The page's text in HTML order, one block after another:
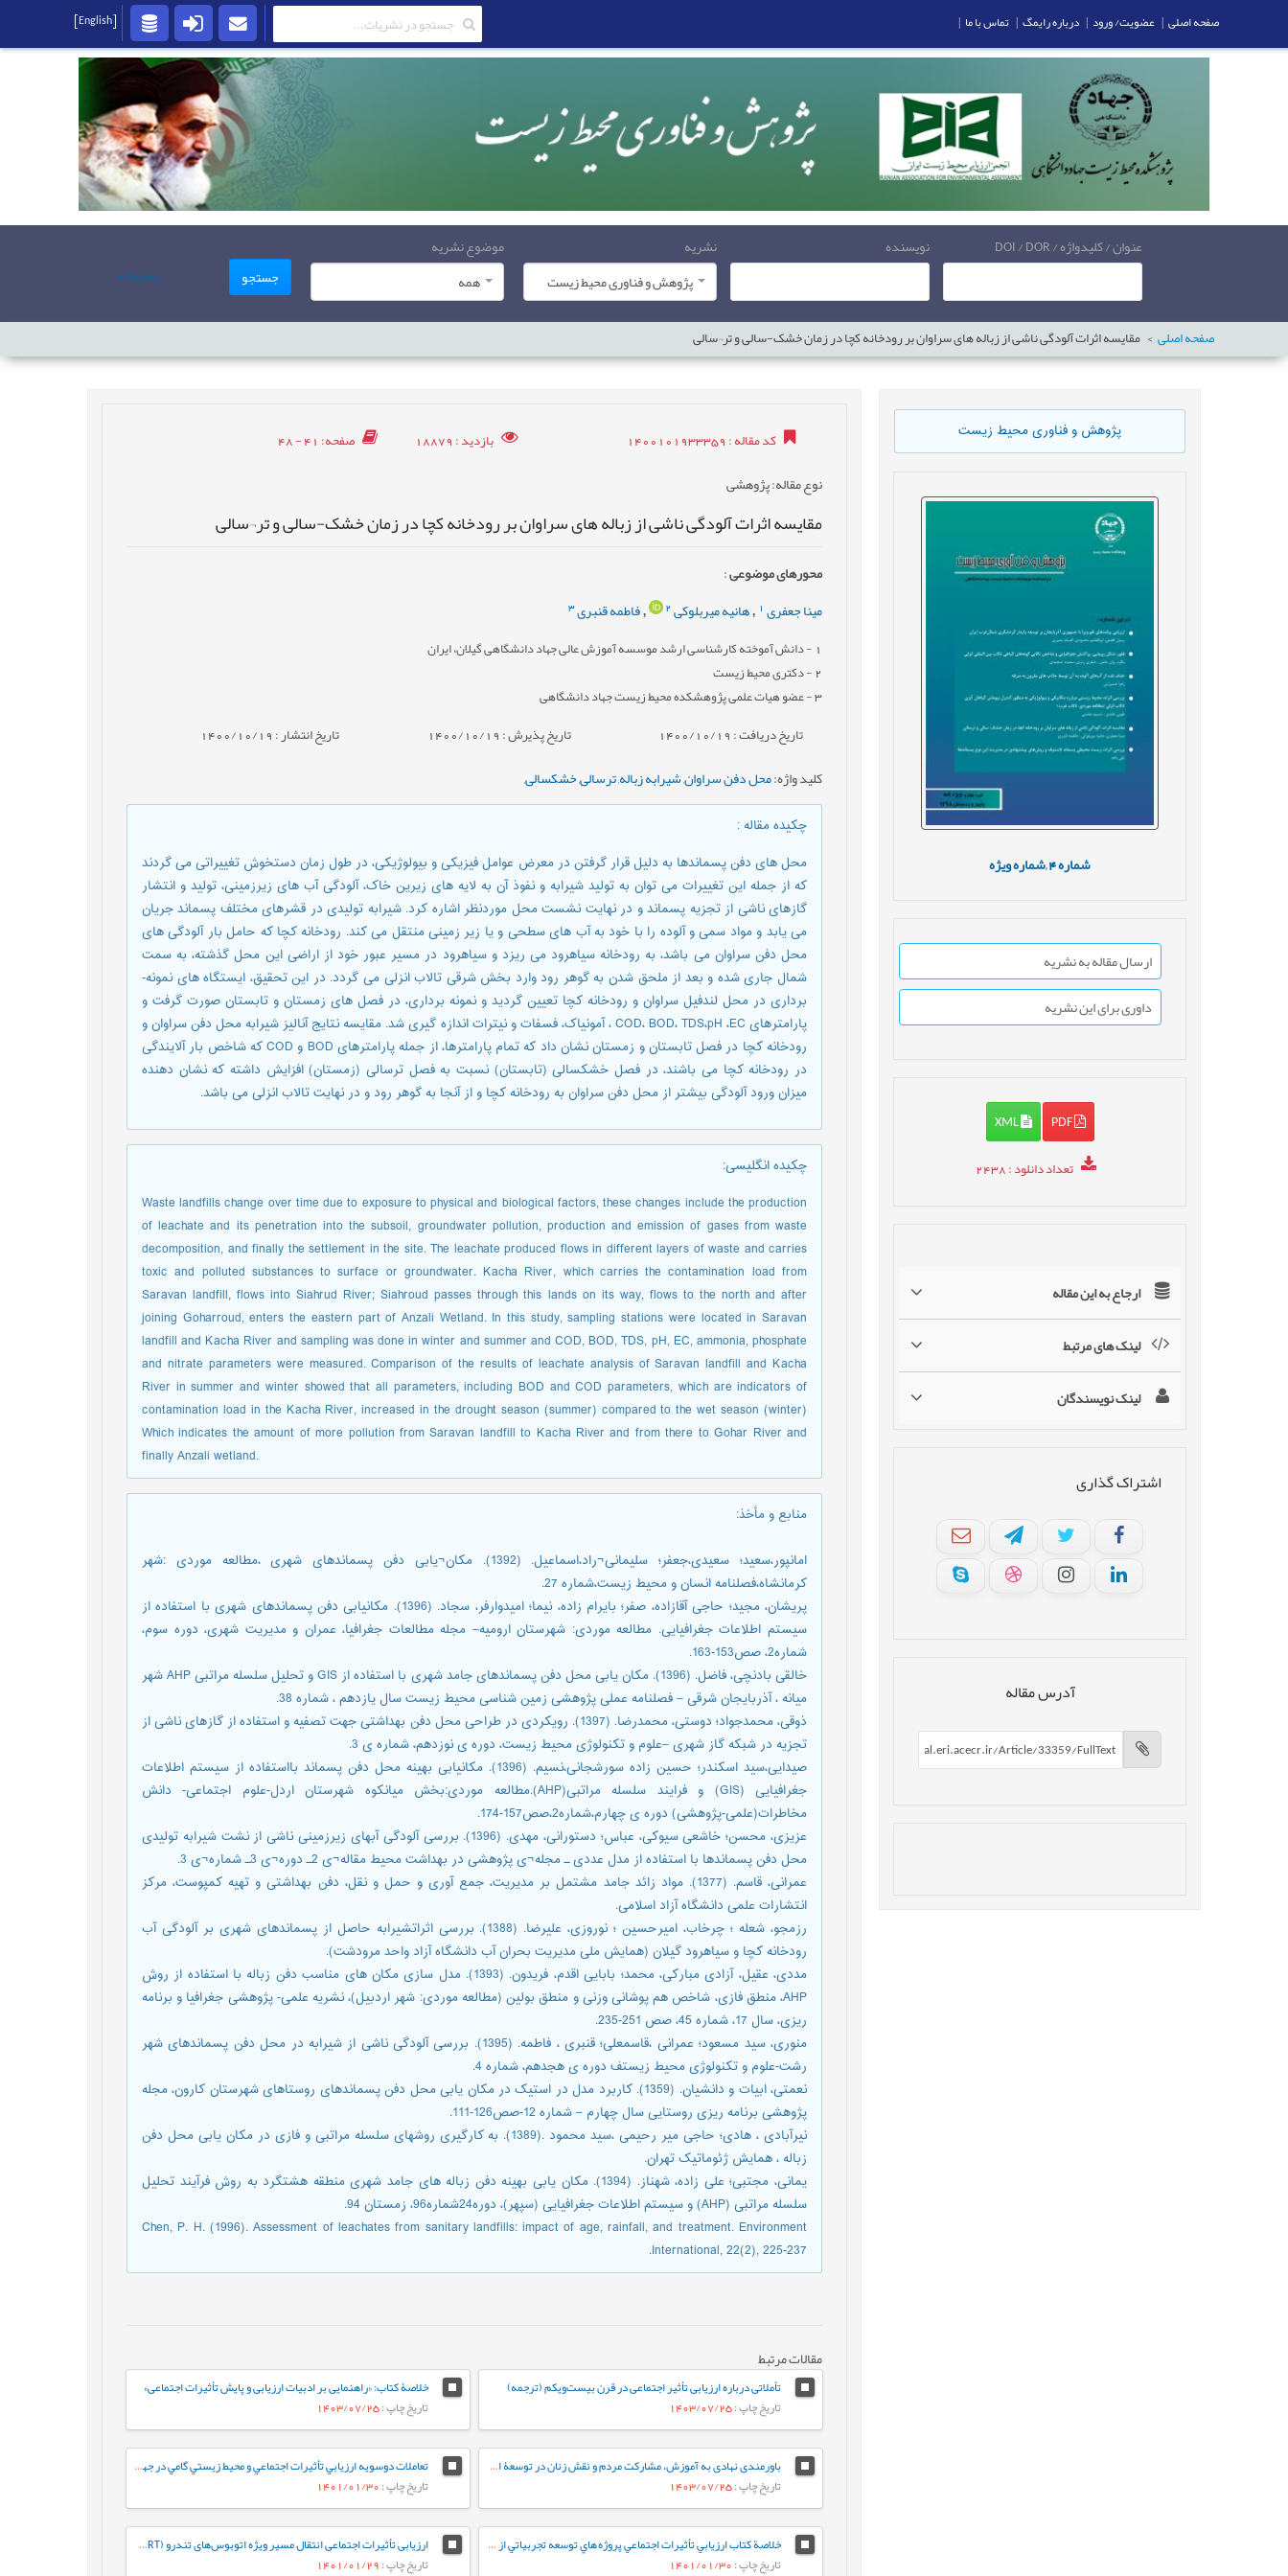
عنوان / کلیدواژه / DOI / DOR نویسنده
نشریه
پژوهش و فناوری محیط زیست
موضوع نشریه
همه
جستجو پیشرفته
صفحه اصلی مقایسه اثرات آلودگی ناشی از زباله های سراوان بر رودخانه کچا در زمان خشک-سالی و تر¬سالی
پژوهش و فناوری محیط زیست
شماره شماره ویژه
ارسال مقاله به نشریه
داوری برای این نشریه
PDF
XML
تعداد دانلود: 2438
ارجاع به این مقاله
لینک های مرتبط
لینک نویسندگان
اشتراک گذاری
آدرس مقاله
کد مقاله: 1400101933359 بازدید: 18879 صفحه: 41 - 48
نوع مقاله: پژوهشی
مقایسه اثرات آلودگی ناشی از زباله های سراوان بر رودخانه کچا در زمان خشک-سالی و تر¬سالی
محورهای موضوعی:
مینا جعفری 1
,هانیه میربلوکی2
,فاطمه قنبری3
1 - دانش آموخته کارشناسی ارشد موسسه آموزش عالی جهاد دانشگاهی گیلان، ایران
2- دکتری محیط زیست
3- عضو هیات علمی پژوهشکده محیط زیست جهاد دانشگاهی
تاریخ دریافت : 1400/10/19 تاریخ پذیرش : 1400/10/19 تاریخ انتشار : 1400/10/19
کلید واژه:محل دفن سراوان,شیرابه زباله,ترسالی,خشکسالی,
چکیده مقاله:
محل های دفن پسماندها به دلیل قرار گرفتن در معرض عوامل فیزیکی و بیولوژیکی، در طول زمان دستخوش تغییراتی می گردند
که از جمله این تغییرات می توان به تولید شیرابه و نفوذ آن به لایه های زیرین خاک، آلودگی آب های زیرزمینی، تولید و انتشار
گازهای ناشی از تجزیه پسماند و در نهایت نشست محل موردنظر اشاره کرد. شیرابه تولیدی در قشرهای مختلف پسماند جریان
می یابد و مواد سمی و آلوده را با خود به آب های سطحی و یا زیر زمینی منتقل می کند. رودخانه کچا که حامل بار آلودگی های
محل دفن سراوان می باشد، به رودخانه سیاهرود می ریزد و سیاهرود در مسیر عبور خود از اراضی این محل گذشته، به سمت
شمال جاری شده و بعد از ملحق شدن به گوهر رود وارد بخش شرقی تالاب انزلی می گردد. در این تحقیق، ایستگاه های نمونه-
برداری در محل لندفیل سراوان و رودخانه کچا تعیین گردید و نمونه برداری، در فصل های زمستان و تابستان صورت گرفت و
پارامترهای COD، BOD، TDS،pH ،EC ، آمونیاک، فسفات و نیترات اندازه گیری شد. مقایسه نتایج آنالیز شیرابه محل دفن سراوان و
رودخانه کچا در فصل تابستان و زمستان نشان داد که تمام پارامترها، از جمله پارامترهای BOD و COD که شاخص بار آلایندگی
در رودخانه کچا می باشند، در فصل خشکسالی (تابستان) نسبت به فصل ترسالی (زمستان) افزایش داشته که نشان دهنده
میزان ورود آلودگی بیشتر از محل دفن سراوان به رودخانه کچا و از آنجا به گوهر رود و در نهایت تالاب انزلی می باشد.
چکیده انگلیسی:
Waste landfills change over time due to exposure to physical and biological factors, these changes include the production
of leachate and its penetration into the subsoil, groundwater pollution, production and emission of gases from waste
decomposition, and finally the settlement in the site. The leachate produced flows in different layers of waste and carries
toxic and polluted substances to surface or groundwater. Kacha River, which carries the contamination load from
Saravan landfill, flows into Siahrud River; Siahroud passes through this lands on its way, flows to the north and after
joining Goharroud, enters the eastern part of Anzali Wetland. In this study, sampling stations were located in Saravan
landfill and Kacha River and sampling was done in winter and summer and COD, BOD, TDS, pH, EC, ammonia, phosphate
and nitrate parameters were measured. Comparison of the results of leachate analysis of Saravan landfill and Kacha
River in summer and winter showed that all parameters, including BOD and COD parameters, which are indicators of
contamination load in the Kacha River, increased in the drought season (summer) compared to the wet season (winter)
Which indicates the amount of more pollution from Saravan landfill to Kacha River and from there to Gohar River and
finally Anzali wetland.
منابع و مأخذ:
امانپور،سعید؛ سعیدی،جعفر؛ سلیمانی¬راد،اسماعیل. (1392). مکان¬یابی دفن پسماندهای شهری ،مطالعه موردی :شهر
کرمانشاه،فصلنامه انسان و محیط زیست،شماره 27.
پریشان، مجید؛ حاجی آقازاده، صفر؛ بایرام زاده، نیما؛ امیدوارفر، سجاد. (1396). مکانیابی دفن پسماندهای شهری با استفاده از
سیستم اطلاعات جغرافیایی. مطالعه موردی: شهرستان ارومیه– مجله مطالعات جغرافیا، عمران و مدیریت شهری، دوره سوم،
شماره2، صص153-163.
خالقی بادنچی، فاضل. (1396). مکان یابی محل دفن پسماندهای جامد شهری با استفاده از GIS و تحلیل سلسله مراتبی AHP شهر
میانه ، آذربایجان شرقی – فصلنامه عملی پژوهشی زمین شناسی محیط زیست سال یازدهم ، شماره 38.
ذوقی، محمدجواد؛ دوستی، محمدرضا. (1397). رویکردی در طراحی محل دفن بهداشتی جهت تصفیه و استفاده از گازهای ناشی از
تجزیه در شبکه گاز شهری –علوم و تکنولوژی محیط زیست، دوره ی نوزدهم، شماره ی 3.
صیدایی،سید اسکندر؛ حسین زاده سورشجانی،نسیم. (1396). مکانیابی بهینه محل دفن پسماند بااستفاده از سیستم اطلاعات
جغرافیایی (GIS) و فرایند سلسله مراتبی(AHP).مطالعه موردی:بخش میانکوه شهرستان اردل-علوم اجتماعی- دانش
مخاطرات(علمی-پژوهشی) دوره ی چهارم،شماره2،صص157-174.
عزیزی، محسن؛ خاشعی سیوکی، عباس؛ دستورانی، مهدی. (1396). بررسی آلودگی آبهای زیرزمینی ناشی از نشت شیرابه تولیدی
محل دفن پسماندها با استفاده از مدل عددی ـ مجله¬ی پژوهشی در بهداشت محیط مقاله¬ی 2ـ دوره¬ی 3ـ شماره¬ی 3.
عمرانی، قاسم. (1377). مواد زائد جامد مشتمل بر مدیریت، جمع آوری و حمل و نقل، دفن بهداشتی و تهیه کمپوست، مرکز
انتشارات علمی دانشگاه آزاد اسلامی.
رزمجو، شعله ؛ چرخاب، امیرحسین ؛ نوروزی، علیرضا. (1388). بررسی اثراتشیرابه حاصل از پسماندهای شهری بر آلودگی آب
رودخانه کچا و سیاهرود گیلان (همایش ملی مدیریت بحران آب دانشگاه آزاد واحد مرودشت).
مددی، عقیل، آزادی مبارکی، محمد؛ بابایی اقدم، فریدون. (1393). مدل سازی مکان های مناسب دفن زباله با استفاده از روش
AHP، منطق فازی، شاخص هم پوشانی وزنی و منطق بولین (مطالعه موردی: شهر اردبیل)، نشریه علمی- پژوهشی جغرافیا و برنامه
ریزی، سال 17، شماره 45، صص 251-235.
منوری، سید مسعود؛ عمرانی ،قاسمعلی؛ قنبری ، فاطمه. (1395). بررسی آلودگی ناشی از شیرابه در محل دفن پسماندهای شهر
رشت-علوم و تکنولوژی محیط زیستف دوره ی هجدهم، شماره 4.
نعمتی، ابیات و دانشیان. (1359). کاربرد مدل در استیک در مکان یابی محل دفن پسماندهای روستاهای شهرستان کارون، مجله
پژوهشی برنامه ریزی روستایی سال چهارم – شماره 12-صص126-111.
نیرآبادی ، هادی؛ حاجی میر رحیمی ،سید محمود .(1389). به کارگیری روشهای سلسله مراتبی و فازی در مکان یابی محل دفن
زباله ، همایش ژئوماتیک تهران.
یمانی، مجتبی؛ علی زاده، شهناز. (1394). مکان یابی بهینه دفن زباله های جامد شهری منطقه هشتگرد به روش فرآیند تحلیل
سلسله مراتبی (AHP) و سیستم اطلاعات جغرافیایی (سپهر)، دوره24شماره96، زمستان 94.
Chen, P. H. (1996). Assessment of leachates from sanitary landfills: impact of age, rainfall, and treatment. Environment
International, 22(2), 225-237.
مقالات مرتبط
تأملاتی درباره ارزیابی تأثیر اجتماعی در قرن بیست‌ویکم (ترجمه)
تاریخ چاپ: 1403/07/25
خلاصۀ کتاب: «راهنمایی بر ادبیات ارزیابی و پایش تأثیرات اجتماعی»
تاریخ چاپ: 1403/07/25
باورمندی نهادی به آموزش، مشارکت مردم و نقش زنان در توسعۀ ارزیابی تأثیرات اجتماعی در روستاها (گفت‌وگو با «دکتر علی نوذرپور»)
تاریخ چاپ: 1403/07/25
تعاملات دوسويه ارزيابي تأثيرات اجتماعي و محيط زيستي گامي در جهت توسعه پايدار (گفتگو با «دکتر اسماعيل صالحي»)
تاریخ چاپ: 1401/01/30
خلاصة کتاب ارزيابي تأثيرات اجتماعي پروژه هاي توسعه تجربياتي از هند و ديگر کشورهاي آسيايي
تاریخ چاپ: 1401/01/30
ارزیابی تأثیرات اجتماعی انتقال مسیر ویژه اتوبوس‌های تندرو (BRT) در خیابان مولوی
تاریخ چاپ: 1401/01/29
صفحه اصلی | عضویت/ ورود | درباره رایمگ | تماس با ما |
[English]